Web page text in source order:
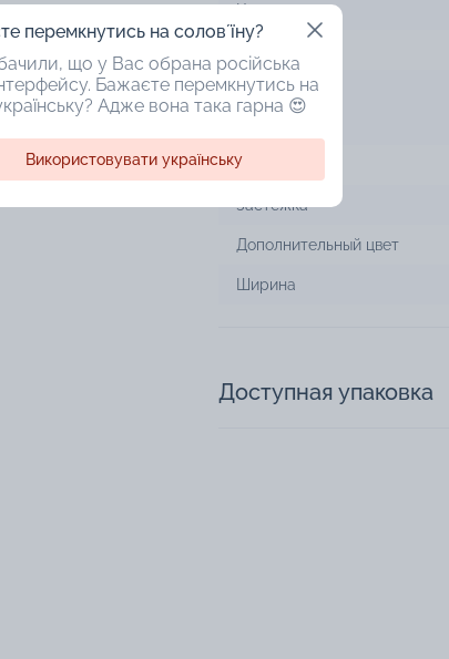
Цвет вставки
Дизайн
Покрытие
Застежка
Дополнительный цвет
Ширина
Доступная упаковка
перемкнутись на соловʼїну?
що у Вас обрана російська
Бажаєте перемкнутись на
Адже вона така гарна 😍
Використовувати українську